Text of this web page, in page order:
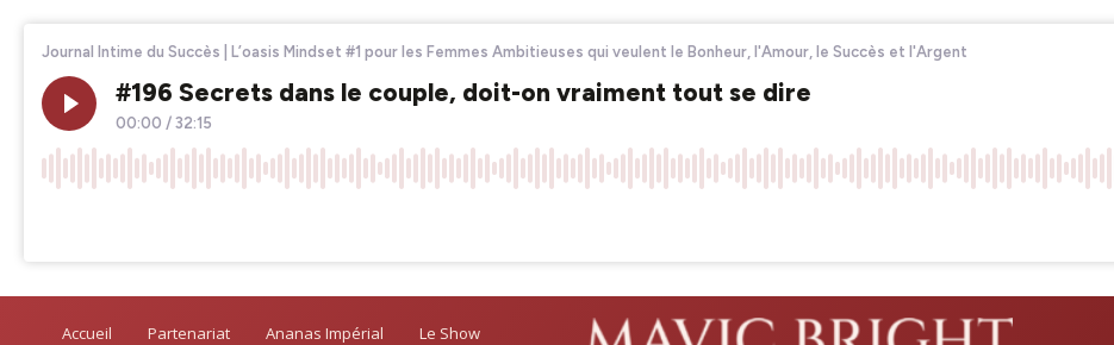
Accueil Partenariat Ananas Impérial Le Show